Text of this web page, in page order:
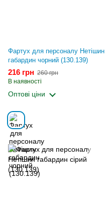
Фартух для персоналу Нетішин
габардин чорний (130.139)
216 грн 260 грн
В наявності
Оптові ціни